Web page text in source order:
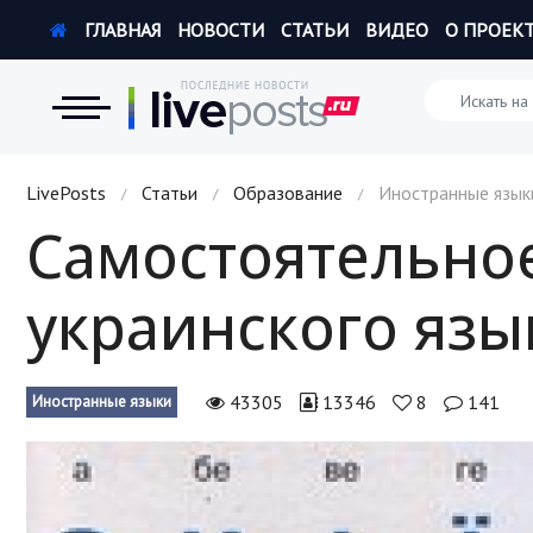
Новости
Экономика
Происшествия
Hi-Tech. Интернет
Россия
Наука и техника
ГЛАВНАЯ НОВОСТИ СТАТЬИ ВИДЕО О
LivePosts / Статьи / Образование / Иностранные
украинского
Иностранные языки 43305 13346 8 141